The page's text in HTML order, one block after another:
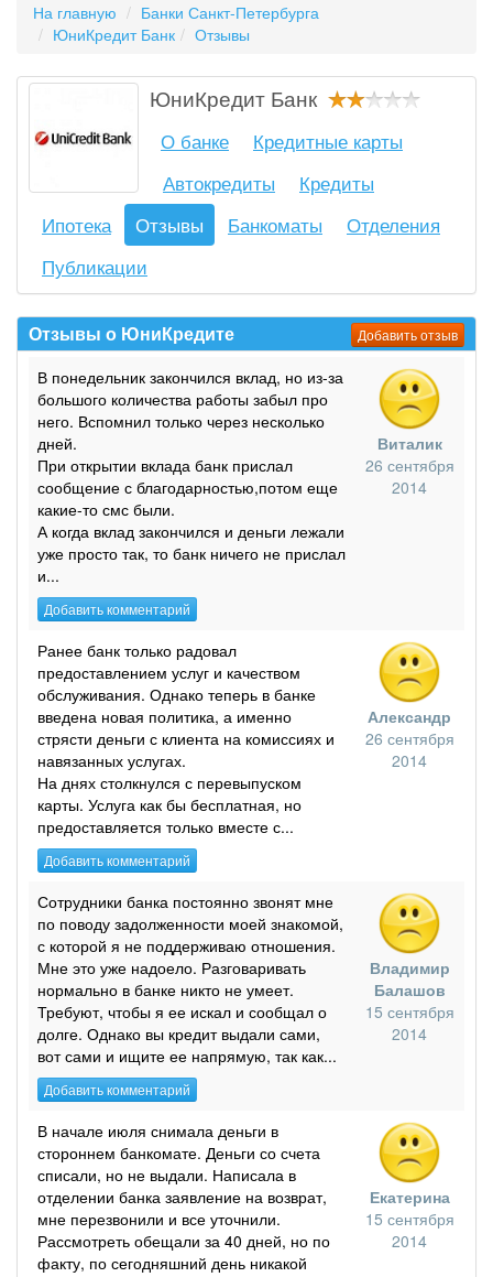
На главную
Банки Санкт-Петербурга
ЮниКредит Банк
Отзывы
ЮниКредит Банк
О банке
Кредитные карты
Автокредиты
Кредиты
Ипотека
Отзывы Банкоматы
Отделения
Публикации
Отзывы о ЮниКредите Добавить отзыв
В понедельник закончился вклад, но из-за
большого количества работы забыл про
него. Вспомнил только через несколько
дней.
При открытии вклада банк прислал
сообщение с благодарностью,потом еще
какие-то смс были.
А когда вклад закончился и деньги лежали
уже просто так, то банк ничего не прислал
и...
Добавить комментарий
Виталик
26 сентября
2014
Ранее банк только радовал
предоставлением услуг и качеством
обслуживания. Однако теперь в банке
введена новая политика, а именно
стрясти деньги с клиента на комиссиях и
навязанных услугах.
На днях столкнулся с перевыпуском
карты. Услуга как бы бесплатная, но
предоставляется только вместе с...
Добавить комментарий
Александр
26 сентября
2014
Сотрудники банка постоянно звонят мне
по поводу задолженности моей знакомой,
с которой я не поддерживаю отношения.
Мне это уже надоело. Разговаривать
нормально в банке никто не умеет.
Требуют, чтобы я ее искал и сообщал о
долге. Однако вы кредит выдали сами,
вот сами и ищите ее напрямую, так как...
Добавить комментарий
Владимир
Балашов
15 сентября
2014
В начале июля снимала деньги в
стороннем банкомате. Деньги со счета
списали, но не выдали. Написала в
отделении банка заявление на возврат,
мне перезвонили и все уточнили.
Рассмотреть обещали за 40 дней, но по
факту, по сегодняшний день никакой
Екатерина
15 сентября
2014